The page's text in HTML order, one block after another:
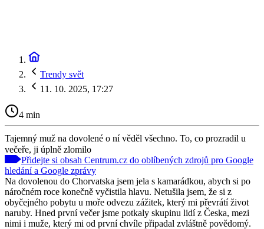
Trendy svět
11. 10. 2025, 17:27
4 min
Tajemný muž na dovolené o ní věděl všechno. To, co prozradil u
večeře, ji úplně zlomilo
Přidejte si obsah Centrum.cz do oblíbených zdrojů pro Google
hledání a Google zprávy
Na dovolenou do Chorvatska jsem jela s kamarádkou, abych si po
náročném roce konečně vyčistila hlavu. Netušila jsem, že si z
obyčejného pobytu u moře odvezu zážitek, který mi převrátí život
naruby. Hned první večer jsme potkaly skupinu lidí z Česka, mezi
nimi i muže, který mi od první chvíle připadal zvláštně povědomý.